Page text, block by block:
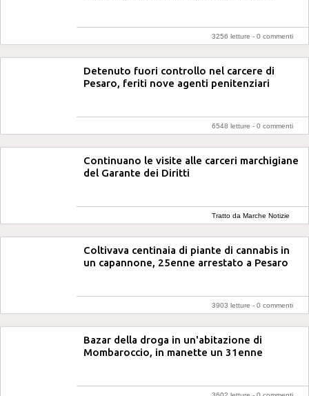
3256 letture - 0 commenti
Detenuto fuori controllo nel carcere di
Pesaro, feriti nove agenti penitenziari
6548 letture - 0 commenti
Continuano le visite alle carceri marchigiane
del Garante dei Diritti
Tratto da Marche Notizie
Coltivava centinaia di piante di cannabis in
un capannone, 25enne arrestato a Pesaro
3903 letture - 0 commenti
Bazar della droga in un'abitazione di
Mombaroccio, in manette un 31enne